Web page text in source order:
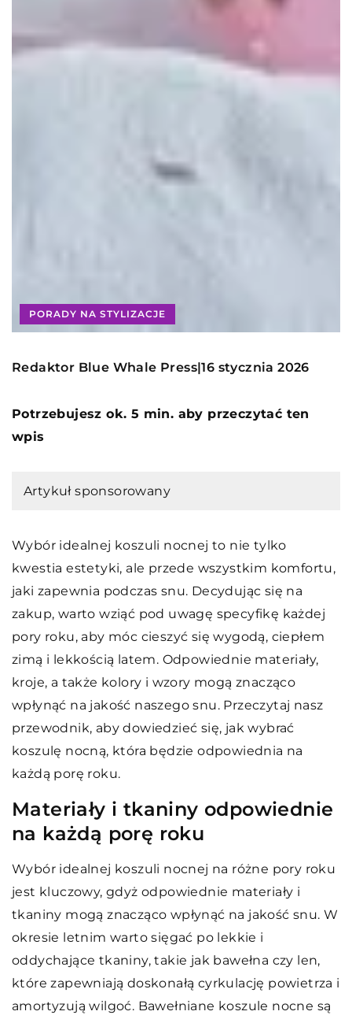
PORADY NA STYLIZACJE
Redaktor Blue Whale Press|16 stycznia 2026
Potrzebujesz ok. 5 min. aby przeczytać ten
wpis
Artykuł sponsorowany
Wybór idealnej koszuli nocnej to nie tylko
kwestia estetyki, ale przede wszystkim komfortu,
jaki zapewnia podczas snu. Decydując się na
zakup, warto wziąć pod uwagę specyfikę każdej
pory roku, aby móc cieszyć się wygodą, ciepłem
zimą i lekkością latem. Odpowiednie materiały,
kroje, a także kolory i wzory mogą znacząco
wpłynąć na jakość naszego snu. Przeczytaj nasz
przewodnik, aby dowiedzieć się, jak wybrać
koszulę nocną, która będzie odpowiednia na
każdą porę roku.
Materiały i tkaniny odpowiednie
na każdą porę roku
Wybór idealnej koszuli nocnej na różne pory roku
jest kluczowy, gdyż odpowiednie materiały i
tkaniny mogą znacząco wpłynąć na jakość snu. W
okresie letnim warto sięgać po lekkie i
oddychające tkaniny, takie jak bawełna czy len,
które zapewniają doskonałą cyrkulację powietrza i
amortyzują wilgoć. Bawełniane koszule nocne są